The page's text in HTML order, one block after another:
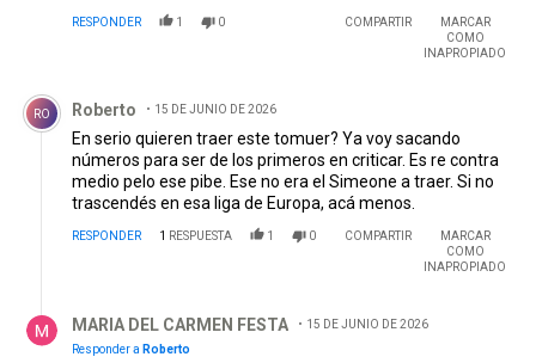
RESPONDER 1 0 COMPARTIR
MARCAR
COMO
INAPROPIADO
Comentario de Roberto.
RO Roberto 15 DE JUNIO DE 2026
En serio quieren traer este tomuer? Ya voy sacando
números para ser de los primeros en criticar. Es re contra
medio pelo ese pibe. Ese no era el Simeone a traer. Si no
trascendés en esa liga de Europa, acá menos.
RESPONDER 1 RESPUESTA 1 0 COMPARTIR
MARCAR
COMO
INAPROPIADO
MARIA DEL CARMEN FESTA
15 DE JUNIO DE 2026
Responder a Roberto